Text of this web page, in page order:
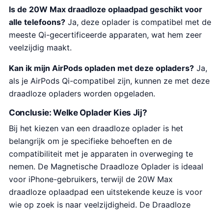
Is de 20W Max draadloze oplaadpad geschikt voor
alle telefoons? Ja, deze oplader is compatibel met de
meeste Qi-gecertificeerde apparaten, wat hem zeer
veelzijdig maakt.
Kan ik mijn AirPods opladen met deze opladers? Ja,
als je AirPods Qi-compatibel zijn, kunnen ze met deze
draadloze opladers worden opgeladen.
Conclusie: Welke Oplader Kies Jij?
Bij het kiezen van een draadloze oplader is het
belangrijk om je specifieke behoeften en de
compatibiliteit met je apparaten in overweging te
nemen. De Magnetische Draadloze Oplader is ideaal
voor iPhone-gebruikers, terwijl de 20W Max
draadloze oplaadpad een uitstekende keuze is voor
wie op zoek is naar veelzijdigheid. De Draadloze